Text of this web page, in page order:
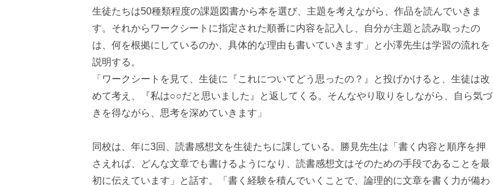
生徒たちは50種類程度の課題図書から本を選び、主題を考えながら、作品を読んでいきま
す。それからワークシートに指定された順番に内容を記入し、自分が主題と読み取ったの
は、何を根拠にしているのか、具体的な理由も書いていきます」と小澤先生は学習の流れを
説明する。
「ワークシートを見て、生徒に『これについてどう思ったの？』と投げかけると、生徒は改
めて考え、『私は○○だと思いました』と返してくる。そんなやり取りをしながら、自ら気づ
きを得ながら、思考を深めていきます」
同校は、年に3回、読書感想文を生徒たちに課している。勝見先生は「書く内容と順序を押
さえれば、どんな文章でも書けるようになり、読書感想文はそのための手段であることを最
初に伝えています」と話す。「書く経験を積んでいくことで、論理的に文章を書く力が備わ